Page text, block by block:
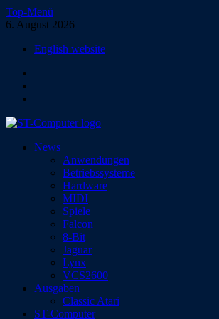
Zum
Inhalt
Top-Menü
6. August 2026
English website
ST-Computer
Das Magazin für Atari-Computer und -Konsolen
News
Anwendungen
Betriebssysteme
Hardware
MIDI
Spiele
Falcon
8-Bit
Jaguar
Lynx
VCS2600
Ausgaben
Classic Atari
ST-Computer